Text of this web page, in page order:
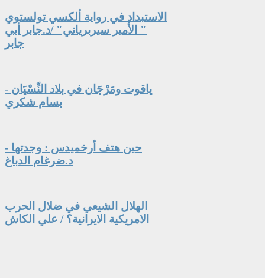
الاستبداد في رواية ألكسي تولستوي
" الأمير سيربرياني" /د.جابر أبي
جابر
ياقوت ومَرْجَان في بلاد النِّسْيَان -
بسام شكري
حين هتف أرخميدس : وجدتها -
د.ضرغام الدباغ
الهلال الشيعي في ضلال الحرب
الامريكية الايرانية؟ / علي الكاش